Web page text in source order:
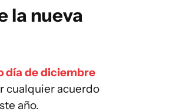
la nueva
día de diciembre
cualquier acuerdo
año.